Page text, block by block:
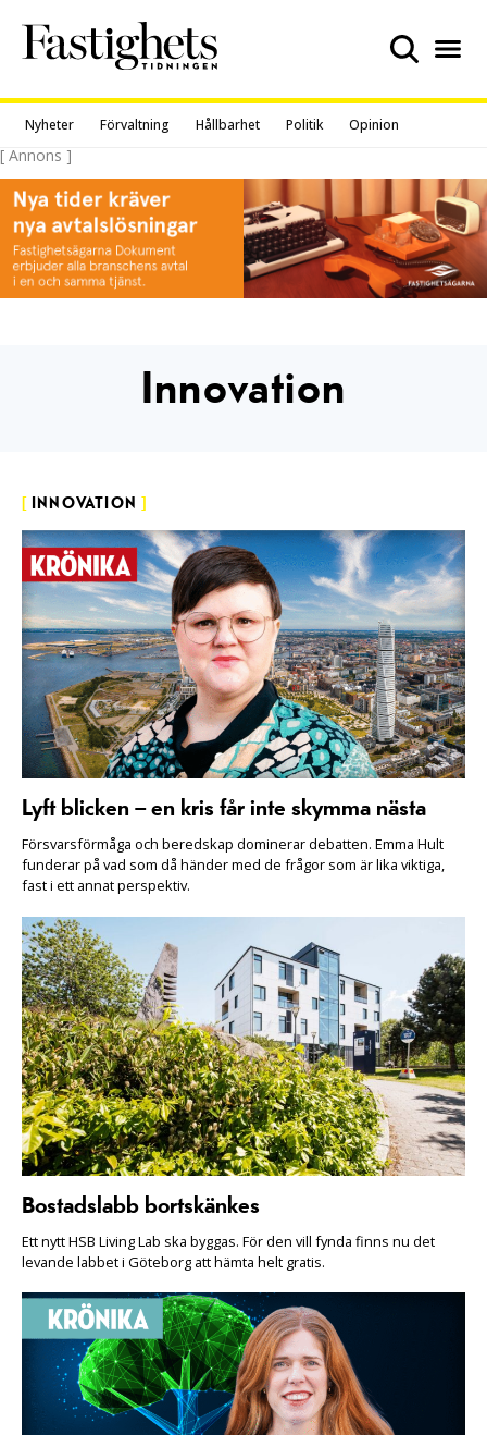
content
Nyheter Förvaltning Hållbarhet Politik Opinion
[ Annons ]
Innovation
INNOVATION
Lyft blicken – en kris får inte skymma nästa
Försvarsförmåga och beredskap dominerar debatten. Emma Hult
funderar på vad som då händer med de frågor som är lika viktiga,
fast i ett annat perspektiv.
Bostadslabb bortskänkes
Ett nytt HSB Living Lab ska byggas. För den vill fynda finns nu det
levande labbet i Göteborg att hämta helt gratis.